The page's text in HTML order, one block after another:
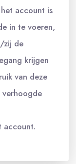
account is
in te voeren,
zij de
krijgen
van deze
account.